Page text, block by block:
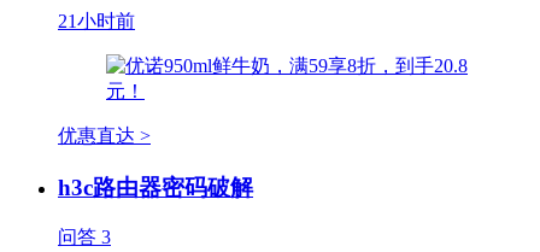
21小时前
优惠直达 >
h3c路由器密码破解
问答 3